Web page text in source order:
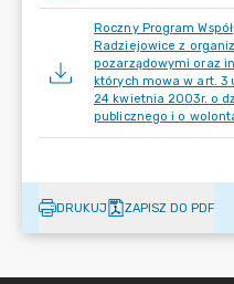
Roczny Program
Radziejowice z
pozarządowymi oraz
których mowa w art. 3
24 kwietnia 2003r. o
publicznego i o
DRUKUJ ZAPISZ DO PDF